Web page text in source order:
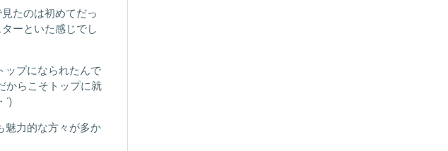
たのは初めてだっ
ーといた感じでし
プになられたんで
らこそトップに就
´)
魅力的な方々が多か